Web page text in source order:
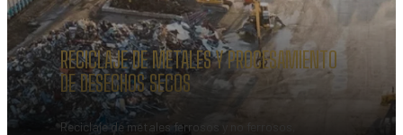
RECICLAJE DE METALES Y PROCESAMIENTO
DE DESECHOS SECOS
Reciclaje de metales ferrosos y no ferrosos,